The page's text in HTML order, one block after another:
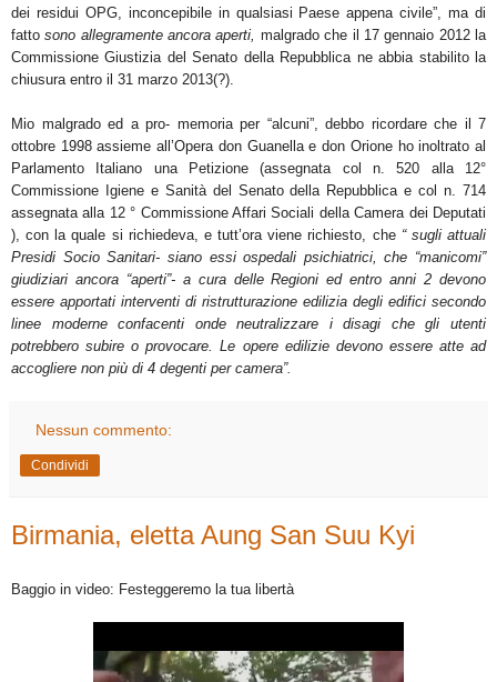
dei residui OPG, inconcepibile in qualsiasi Paese appena civile”, ma di
fattosono allegramente ancora aperti, malgrado che il 17 gennaio 2012 la
Commissione Giustizia del Senato della Repubblica ne abbia stabilito la
chiusura entro il 31 marzo 2013(?).
Mio malgrado ed a pro- memoria per “alcuni”, debbo ricordare che il 7
ottobre 1998 assieme all’Opera don Guanella e don Orione ho inoltrato al
Parlamento Italiano una Petizione (assegnata col n. 520 alla 12°
Commissione Igiene e Sanità del Senato della Repubblica e col n. 714
assegnata alla 12 ° Commissione Affari Sociali della Camera dei Deputati
), con la quale si richiedeva, e tutt’ora viene richiesto, che “ sugli attuali
Presidi Socio Sanitari- siano essi ospedali psichiatrici, che “manicomi”
giudiziari ancora “aperti”- a cura delle Regioni ed entro anni 2 devono
essere apportati interventi di ristrutturazione edilizia degli edifici secondo
linee moderne confacenti onde neutralizzare i disagi che gli utenti
potrebbero subire o provocare. Le opere edilizie devono essere atte ad
accogliere non più di 4 degenti per camera”.
Nessun commento:
Condividi
Birmania, eletta Aung San Suu Kyi
Baggio in video: Festeggeremo la tua libertà